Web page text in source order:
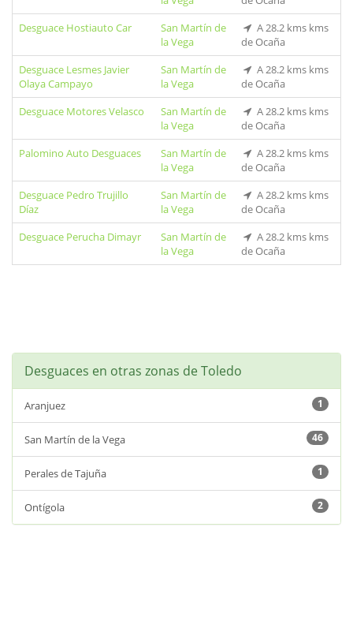
Desguace Hostiauto Car
San Martín de
la Vega
A 28.2 kms kms
de Ocaña
Desguace Lesmes Javier
Olaya Campayo
San Martín de
la Vega
A 28.2 kms kms
de Ocaña
Desguace Motores Velasco
San Martín de
la Vega
A 28.2 kms kms
de Ocaña
Palomino Auto Desguaces
San Martín de
la Vega
A 28.2 kms kms
de Ocaña
Desguace Pedro Trujillo
Díaz
San Martín de
la Vega
A 28.2 kms kms
de Ocaña
Desguace Perucha Dimayr
San Martín de
la Vega
A 28.2 kms kms
de Ocaña
Desguaces en otras zonas de Toledo
Aranjuez 1
San Martín de la Vega 46
Perales de Tajuña 1
Ontígola 2